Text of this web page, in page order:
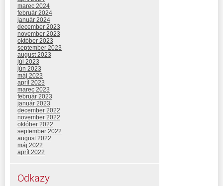
marec 2024
február 2024
január 2024
december 2023
november 2023
október 2023
september 2023
august 2023
júl 2023
jún 2023
máj 2023
apríl 2023
marec 2023
február 2023
január 2023
december 2022
november 2022
október 2022
september 2022
august 2022
máj 2022
apríl 2022
Odkazy